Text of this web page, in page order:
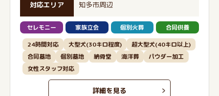
対応エリア 知多市周辺
セレモニー 家族立会 個別火葬 合同供養
24時間対応 大型犬(30キロ程度)
超大型犬(40キロ以上)
合同墓地
個別墓地 納骨堂 海洋葬
パウダー加工
女性スタッフ対応
詳細を見る